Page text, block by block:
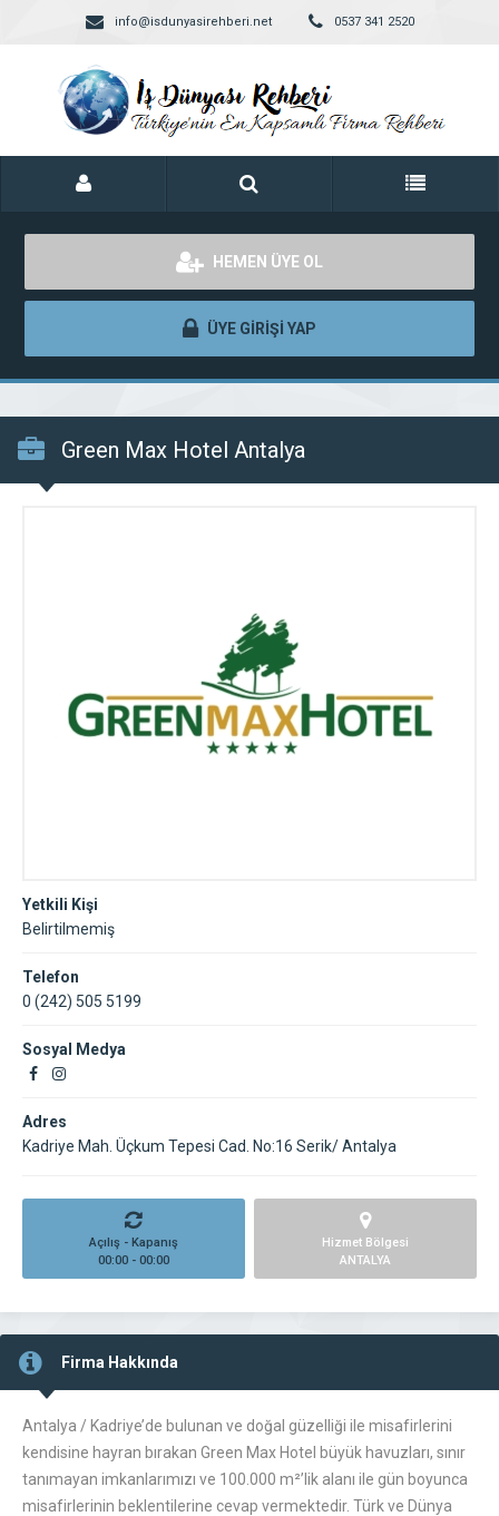
info@isdunyasirehberi.net 0537 341 2520
HEMEN ÜYE OL
ÜYE GİRİŞİ YAP
Green Max Hotel Antalya
Yetkili Kişi
Belirtilmemiş
Telefon
0 (242) 505 5199
Sosyal Medya
Adres
Kadriye Mah. Üçkum Tepesi Cad. No:16 Serik/ Antalya
Açılış - Kapanış
00:00 - 00:00
Hizmet Bölgesi
ANTALYA
Firma Hakkında
Antalya / Kadriye’de bulunan ve doğal güzelliği ile misafirlerini
kendisine hayran bırakan Green Max Hotel büyük havuzları, sınır
tanımayan imkanlarımızı ve 100.000 m²’lik alanı ile gün boyunca
misafirlerinin beklentilerine cevap vermektedir. Türk ve Dünya